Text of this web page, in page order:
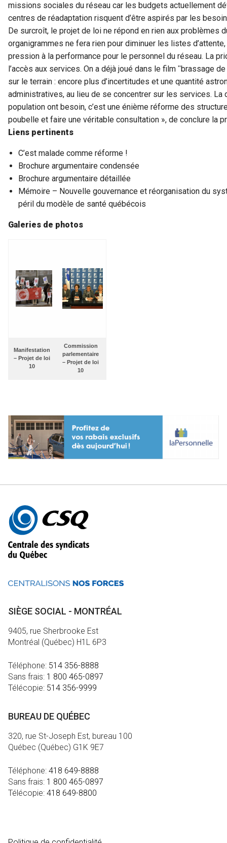
missions sociales du réseau car les budgets actuellement
centres de réadaptation risquent d’être aspirés par les
De surcroît, le projet de loi ne répond en rien aux problèmes
organigrammes ne fera rien pour diminuer les listes
pression à la performance pour le personnel du réseau. La
l’accès aux services. On a déjà joué dans le film ʺbrassage
sur le terrain : encore plus d’incertitudes et une quantité
administratives, au lieu de se concentrer sur les services.
population ont besoin, c’est une énième réforme des
poubelle et faire une véritable consultation », de conclure la
Liens pertinents
C’est malade comme réforme !
Brochure argumentaire condensée
Brochure argumentaire détaillée
Mémoire – Nouvelle gouvernance et réorganisation du
péril du modèle de santé québécois
Galeries de photos
Manifestation
– Projet de loi
10
Commission
parlementaire
– Projet de loi
10
Autres
informations
SIÈGE SOCIAL - MONTRÉAL
9405, rue Sherbrooke Est
Montréal (Québec) H1L 6P3
Téléphone: 514 356-8888
Sans frais: 1 800 465-0897
Télécopie: 514 356-9999
BUREAU DE QUÉBEC
320, rue St-Joseph Est, bureau 100
Québec (Québec) G1K 9E7
Téléphone: 418 649-8888
Sans frais: 1 800 465-0897
Télécopie: 418 649-8800